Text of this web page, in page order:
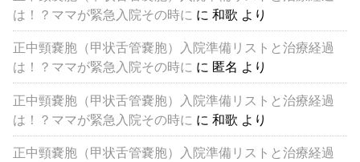
は！？ママが緊急入院その時に に和歌 より
正中頸嚢胞（甲状舌管嚢胞）入院準備リストと治療経過
は！？ママが緊急入院その時に に 匿名 より
正中頸嚢胞（甲状舌管嚢胞）入院準備リストと治療経過
は！？ママが緊急入院その時に に和歌 より
正中頸嚢胞（甲状舌管嚢胞）入院準備リストと治療経過